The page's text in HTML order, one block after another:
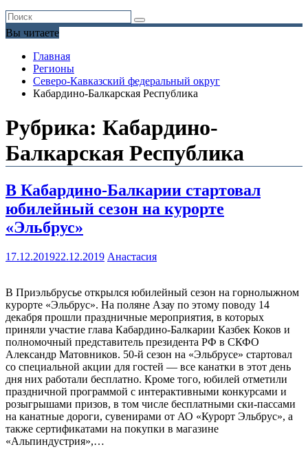
Вы читаете
Главная
Регионы
Северо-Кавказский федеральный округ
Кабардино-Балкарская Республика
Рубрика: Кабардино-
Балкарская Республика
В Кабардино-Балкарии стартовал
юбилейный сезон на курорте
«Эльбрус»
17.12.201922.12.2019 Анастасия
В Приэльбрусье открылся юбилейный сезон на горнолыжном
курорте «Эльбрус». На поляне Азау по этому поводу 14
декабря прошли праздничные мероприятия, в которых
приняли участие глава Кабардино-Балкарии Казбек Коков и
полномочный представитель президента РФ в СКФО
Александр Матовников. 50-й сезон на «Эльбрусе» стартовал
со специальной акции для гостей — все канатки в этот день
дня них работали бесплатно. Кроме того, юбилей отметили
праздничной программой с интерактивными конкурсами и
розыгрышами призов, в том числе бесплатными ски-пассами
на канатные дороги, сувенирами от АО «Курорт Эльбрус», а
также сертификатами на покупки в магазине
«Альпиндустрия»,…